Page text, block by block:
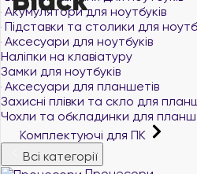
Акумулятори для ноутбуків
Підставки та столики для
Аксесуари для ноутбуків
Наліпки на клавіатуру
Замки для ноутбуків
Аксесуари для планшетів
Захисні плівки та скло для
Чохли та обкладинки для
Комплектуючі для ПК
Всі категорії